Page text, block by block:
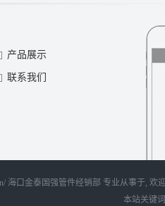
产品展示
联系我们
海口金泰国强管件经销部 专业从事于
本站关键